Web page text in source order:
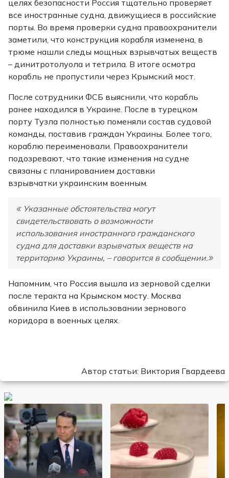
целях безопасности Россия тщательно проверяет
все иностранные судна, движущиеся в российские
порты. Во время проверки судна правоохранители
заметили, что конструкция корабля изменена, в
трюме нашли следы мощных взрывчатых веществ
– динитротолуола и тетрила. В итоге осмотра
корабль не пропустили через Крымский мост.
После сотрудники ФСБ выяснили, что корабль
ранее находился в Украине. После в турецком
порту Тузла полностью поменяли состав судовой
команды, поставив граждан Украины. Более того,
кораблю переименовали. Правоохранители
подозревают, что такие изменения на судне
связаны с планированием доставки
взрывчатки украинским военным.
Указанные обстоятельства могут
свидетельствовать о возможности
использования иностранного гражданского
судна для доставки взрывчатых веществ на
территорию Украины, – говорится в сообщении.
Напомним, что Россия вышла из зерновой сделки
после теракта на Крымском мосту. Москва
обвинила Киев в использовании зернового
коридора в военных целях.
Автор статьи: Виктория Гвардеева